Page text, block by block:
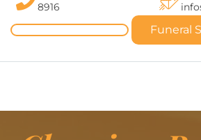
8916
Funeral